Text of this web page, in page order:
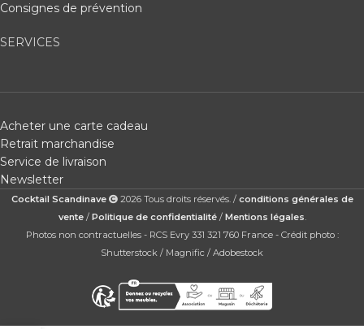
Consignes de prévention
SERVICES
Acheter une carte cadeau
Retrait marchandise
Service de livraison
Newsletter
Cocktail Scandinave 2026 Tous droits réservés. / conditions générales de
vente/ Politique de confidentialité/ Mentions légales.
Photos non contractuelles - RCS Evry 331 321 760 France - Crédit photo :
Shutterstock / Magnific / Adobestock